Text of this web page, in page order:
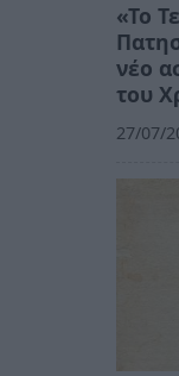
«Το
νέο
του
27/07/